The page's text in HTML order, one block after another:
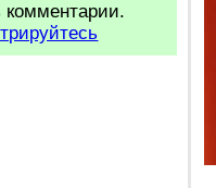
комментарии.